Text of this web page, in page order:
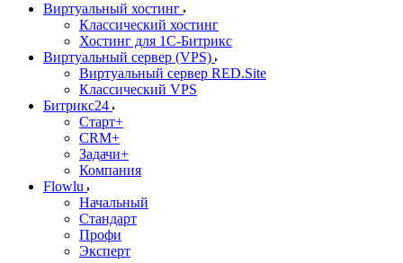
Виртуальный хостинг
Классический хостинг
Хостинг для 1С-Битрикс
Виртуальный сервер (VPS)
Виртуальный сервер RED.Site
Классический VPS
Битрикс24
Старт+
CRM+
Задачи+
Компания
Flowlu
Начальный
Стандарт
Профи
Эксперт